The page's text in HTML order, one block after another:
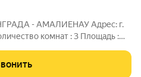
- АМАЛИЕНАУ Адрес: г.
и